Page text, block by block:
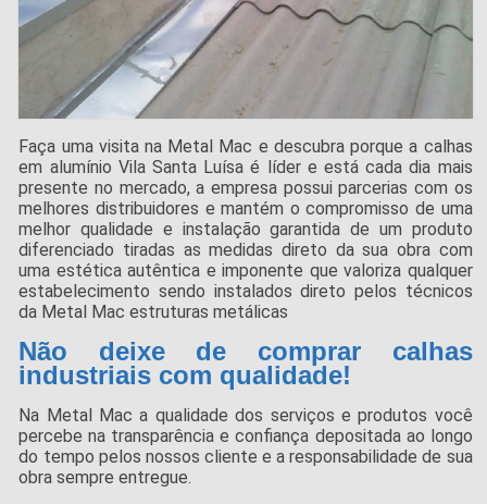
Faça uma visita na Metal Mac e descubra porque a calhas
em alumínio Vila Santa Luísa é líder e está cada dia mais
presente no mercado, a empresa possui parcerias com os
melhores distribuidores e mantém o compromisso de uma
melhor qualidade e instalação garantida de um produto
diferenciado tiradas as medidas direto da sua obra com
uma estética autêntica e imponente que valoriza qualquer
estabelecimento sendo instalados direto pelos técnicos
da Metal Mac estruturas metálicas
Não deixe de comprar calhas
industriais com qualidade!
Na Metal Mac a qualidade dos serviços e produtos você
percebe na transparência e confiança depositada ao longo
do tempo pelos nossos cliente e a responsabilidade de sua
obra sempre entregue.